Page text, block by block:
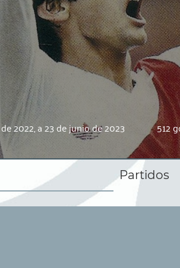
2022, a 23 de junio de 2023 512
Partidos